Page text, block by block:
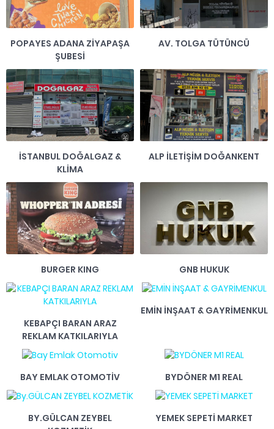
POPAYES ADANA ZİYAPAŞA
ŞUBESİ
AV. TOLGA TÜTÜNCÜ
İSTANBUL DOĞALGAZ &
KLİMA
ALP İLETİŞİM DOĞANKENT
BURGER KING GNB HUKUK
KEBAPÇI BARAN ARAZ
REKLAM KATKILARIYLA
EMİN İNŞAAT & GAYRİMENKUL
BAY EMLAK OTOMOTIV BYDÖNER M1 REAL
BY.GÜLCAN ZEYBEL
YEMEK SEPETİ MARKET